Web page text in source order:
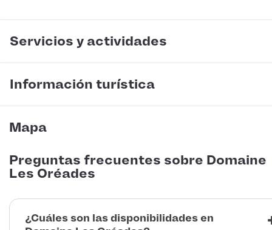
Servicios y actividades
Información turística
Mapa
Preguntas frecuentes sobre Domaine
Les Oréades
¿Cuáles son las disponibilidades en